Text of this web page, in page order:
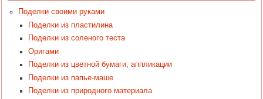
Поделки своими руками
Поделки из пластилина
Поделки из соленого теста
Оригами
Поделки из цветной бумаги, аппликации
Поделки из папье-маше
Поделки из природного материала